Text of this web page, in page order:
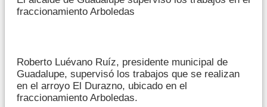
fraccionamiento Arboledas
Roberto Luévano Ruíz, presidente municipal de
Guadalupe, supervisó los trabajos que se realizan
en el arroyo El Durazno, ubicado en el
fraccionamiento Arboledas.